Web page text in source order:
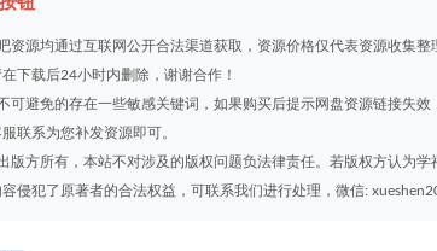
资源均通过互联网公开合法渠道获取，资源价格仅代表资源收集
下载后24小时内删除，谢谢合作！
可避免的存在一些敏感关键词，如果购买后提示网盘资源链接失
联系为您补发资源即可。
版方所有，本站不对涉及的版权问题负法律责任。若版权方认为
侵犯了原著者的合法权益，可联系我们进行处理，微信: